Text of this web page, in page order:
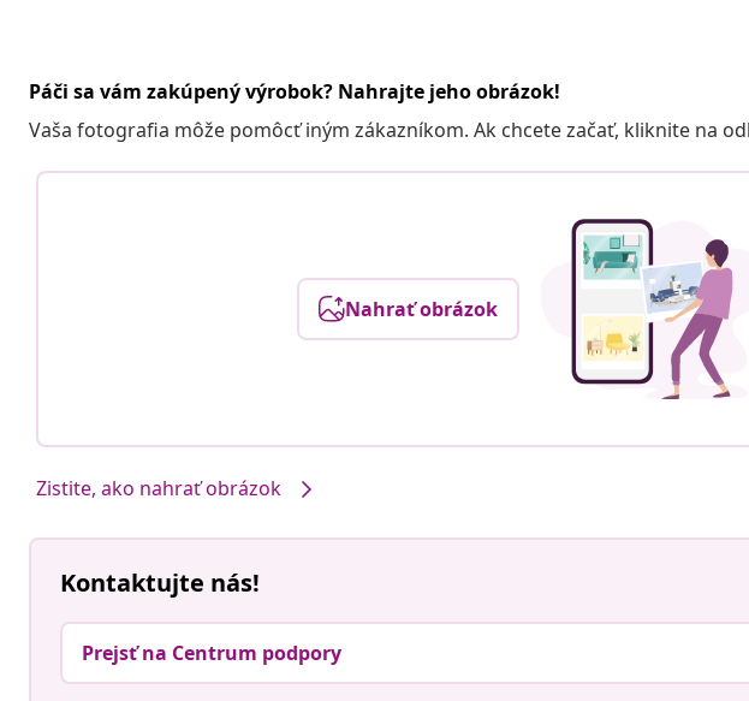
Páči sa vám zakúpený výrobok? Nahrajte jeho obrázok!
Vaša fotografia môže pomôcť iným zákazníkom. Ak chcete začať, kliknite na
Nahrať obrázok
Zistite, ako nahrať obrázok
Kontaktujte nás!
Prejsť na Centrum podpory